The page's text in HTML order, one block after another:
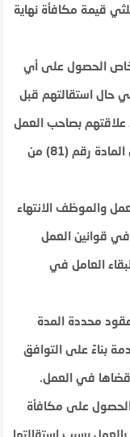
قيمة مكافأة نهاية
الحصول على أي
حال استقالتهم قبل
بصاحب العمل
بسبب الأسباب المشار إليها في المادة رقم (81) من
والموظف الانتهاء
قوانين العمل
العامل في
محددة المدة
بناءً على التوافق
قضاها في العمل.
الحصول على مكافأة
بالعمل بسبب استقالتها